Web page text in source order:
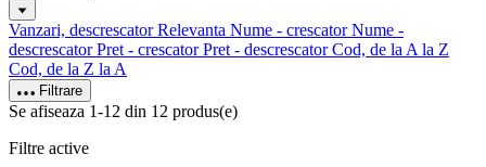
Vanzari, descrescatorRelevanta Nume - crescatorNume -
descrescatorPret - crescatorPret - descrescatorCod, de la A la Z
Cod, de la Z la A
Filtrare
Se afiseaza 1-12 din 12 produs(e)
Filtre active